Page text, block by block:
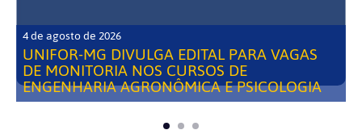
4 de agosto de 2026
UNIFOR-MG DIVULGA EDITAL PARA VAGAS
DE MONITORIA NOS CURSOS DE
ENGENHARIA AGRONÔMICA E PSICOLOGIA